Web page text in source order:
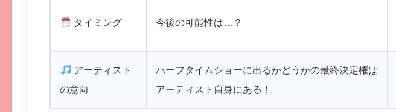
タイミング 今後の可能性は…？
アーティスト
の意向
ハーフタイムショーに出るかどうかの最終決定権は
アーティスト自身にある！